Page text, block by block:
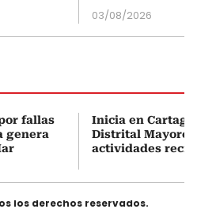
03/08/2026
fallas
genera
Inicia en
Distrital Mayores
actividades
los derechos reservados.